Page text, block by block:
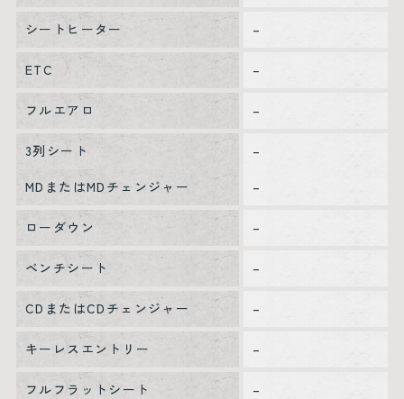
シートヒーター –
ETC –
フルエアロ –
3列シート
–
MDまたはMDチェンジャー
–
ローダウン –
ベンチシート –
CDまたはCDチェンジャー –
キーレスエントリー –
フルフラットシート –